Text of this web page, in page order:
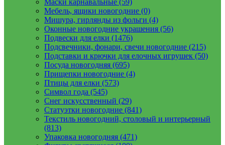
Маски карнавальные (59)
Мебель, ящики новогодние (0)
Мишура, гирлянды из фольги (4)
Оконные новогодние украшения (56)
Подвески для елки (1476)
Подсвечники, фонари, свечи новогодние (215)
Подставки и крючки для елочных игрушек (50)
Посуда новогодняя (695)
Прищепки новогодние (4)
Птицы для елки (573)
Символ года (545)
Снег искусственный (29)
Статуэтки новогодние (841)
Текстиль новогодний, столовый и интерьерный
(813)
Упаковка новогодняя (471)